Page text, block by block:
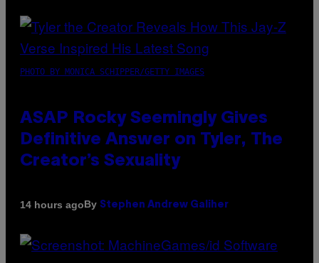
PHOTO BY MONICA SCHIPPER/GETTY IMAGES
ASAP Rocky Seemingly Gives
Definitive Answer on Tyler, The
Creator’s Sexuality
14 hours agoBy Stephen Andrew Galiher